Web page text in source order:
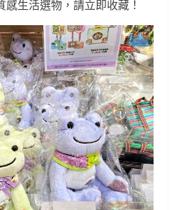
生活選物，請立即收藏！